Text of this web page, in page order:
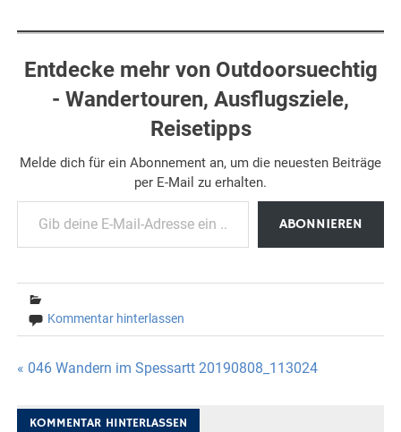
Entdecke mehr von Outdoorsuechtig
- Wandertouren, Ausflugsziele,
Reisetipps
Melde dich für ein Abonnement an, um die neuesten Beiträge
per E-Mail zu erhalten.
Gib deine E-Mail-Adresse ein ...
ABONNIEREN
Kommentar hinterlassen
Beitragsnavigation
« 046 Wandern im Spessartt 20190808_113024
KOMMENTAR HINTERLASSEN